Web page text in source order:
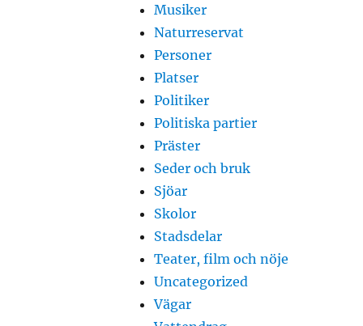
Musiker
Naturreservat
Personer
Platser
Politiker
Politiska partier
Präster
Seder och bruk
Sjöar
Skolor
Stadsdelar
Teater, film och nöje
Uncategorized
Vägar